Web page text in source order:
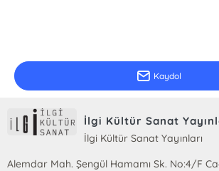
Kaydol
İlgi Kültür Sanat
İlgi Kültür Sanat Yayınları
Alemdar Mah. Şengül Hamamı Sk. No:4/F